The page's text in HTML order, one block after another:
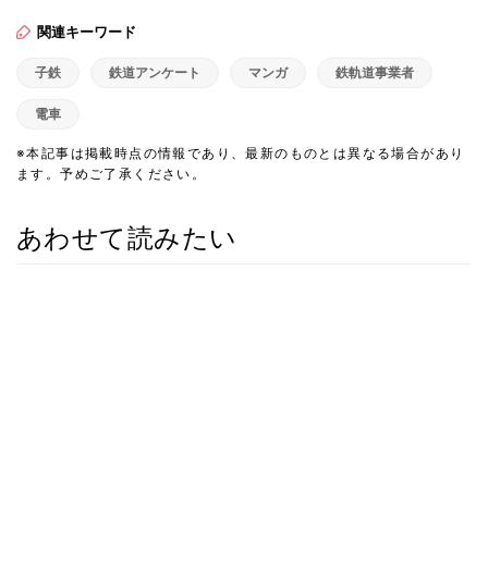
関連キーワード
子鉄 鉄道アンケート マンガ 鉄軌道事業者
電車
※本記事は掲載時点の情報であり、最新のものとは異なる場合があり
ます。予めご了承ください。
あわせて読みたい